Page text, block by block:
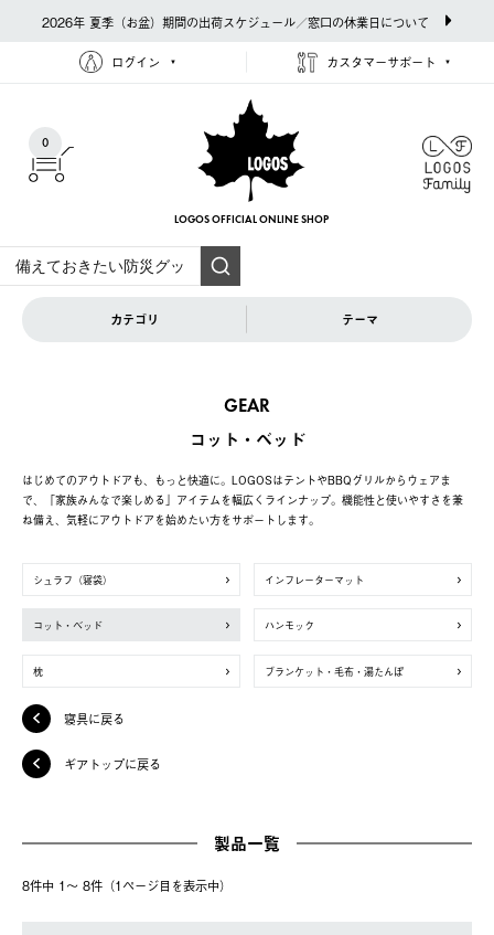
2026年 夏季（お盆）期間の出荷スケジュール／窓口の休業日について
ログイン カスタマーサポート
0
LOGOS OFFICIAL ONLINE SHOP
カテゴリ テーマ
GEAR
コット・ベッド
はじめてのアウトドアも、もっと快適に。LOGOSはテントやBBQグリルからウェアま
で、「家族みんなで楽しめる」アイテムを幅広くラインナップ。機能性と使いやすさを兼
ね備え、気軽にアウトドアを始めたい方をサポートします。
シュラフ（寝袋） インフレーターマット
コット・ベッド ハンモック
枕 ブランケット・毛布・湯たんぽ
寝具に戻る
ギアトップに戻る
製品一覧
8件中 1〜 8件（1ページ⽬を表⽰中）